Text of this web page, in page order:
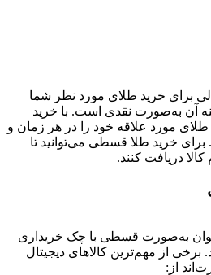
برای خرید طلای مورد نظر شما
آن به‌صورت نقدی است. با خرید
مورد علاقه خود را در هر زمان و
برای خرید طلا قسطی می‌توانید تا
به‌صورت قسطی با چک خریداری
برخی از مهم‌ترین کالاهای دیجیتال
از: